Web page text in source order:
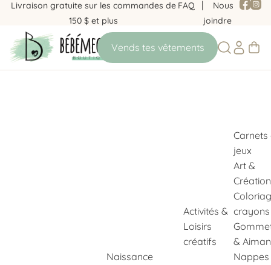
Livraison gratuite sur les commandes de
150 $ et plus
FAQ
Nous
joindre
Naissance
Activités &
Loisirs
créatifs
Carnets
jeux
Art &
Création
crayons
&
Nappes